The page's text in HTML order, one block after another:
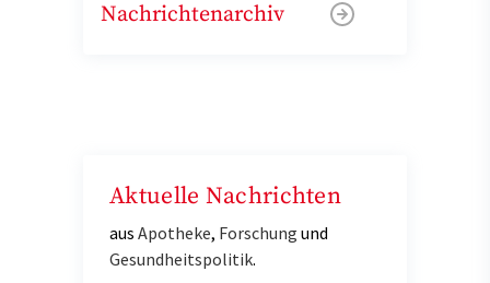
Nachrichtenarchiv
Aktuelle Nachrichten
aus Apotheke, Forschung und
Gesundheitspolitik.